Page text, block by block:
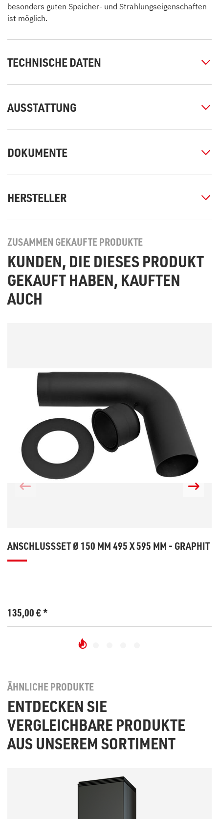
besonders guten Speicher- und Strahlungseigenschaften
ist möglich.
TECHNISCHE DATEN
AUSSTATTUNG
DOKUMENTE
HERSTELLER
ZUSAMMEN GEKAUFTE PRODUKTE
KUNDEN, DIE DIESES PRODUKT
GEKAUFT HABEN, KAUFTEN
AUCH
ANSCHLUSSSET Ø 150 MM 495 X 595 MM - GRAPHIT
135,00€*
ÄHNLICHE PRODUKTE
ENTDECKEN SIE
VERGLEICHBARE PRODUKTE
AUS UNSEREM SORTIMENT